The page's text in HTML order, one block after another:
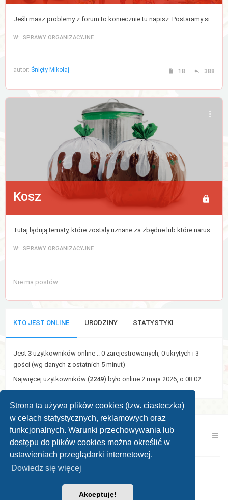
Strona ta używa plików cookies (tzw. ciasteczka)
w celach statystycznych, reklamowych oraz
funkcjonalnych. Warunki przechowywania lub
dostępu do plików cookies można określić w
ustawieniach przeglądarki internetowej.
Dowiedz się więcej
Akceptuję!
Jeśli masz problemy z forum to koniecznie tu napisz. Postaramy się jak najszybciej ten kłopot zlikwidować.
W: SPRAWY ORGANIZACYJNE
autor: Śnięty Mikołaj 18 388
Kosz
Tutaj lądują tematy, które zostały uznane za zbędne lub które naruszyły regulamin forum. Cokolwiek tutaj trafi zostanie usunięte po 30 dniach.
W: SPRAWY ORGANIZACYJNE
Nie ma postów
KTO JEST ONLINE URODZINY STATYSTYKI
Jest 3 użytkowników online :: 0 zarejestrowanych, 0 ukrytych i 3
gości (wg danych z ostatnich 5 minut)
Najwięcej użytkowników (2249) było online 2 maja 2026, o 08:02
Kontakt z nami Zespół administracyjny